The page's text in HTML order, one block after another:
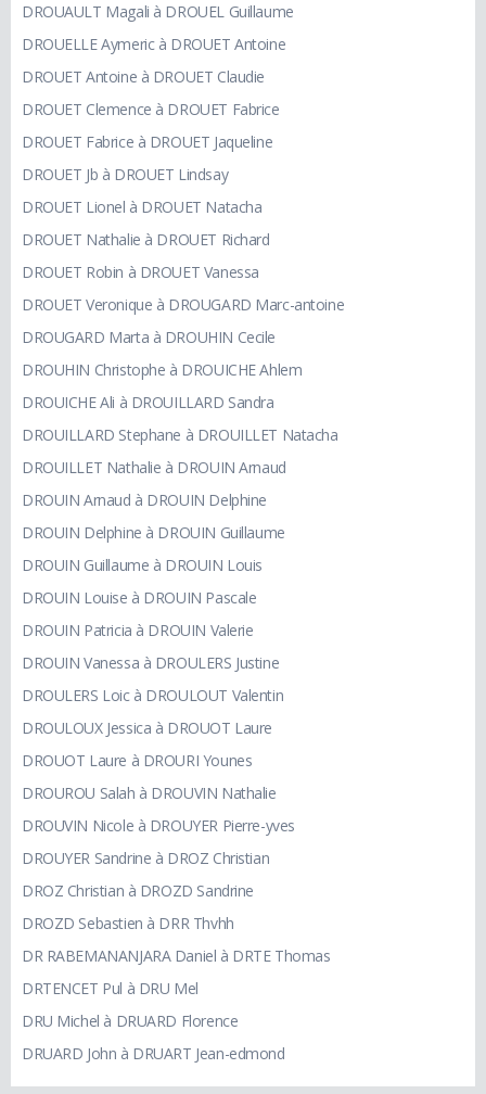
DROUAULT Magali à DROUEL Guillaume
DROUELLE Aymeric à DROUET Antoine
DROUET Antoine à DROUET Claudie
DROUET Clemence à DROUET Fabrice
DROUET Fabrice à DROUET Jaqueline
DROUET Jb à DROUET Lindsay
DROUET Lionel à DROUET Natacha
DROUET Nathalie à DROUET Richard
DROUET Robin à DROUET Vanessa
DROUET Veronique à DROUGARD Marc-antoine
DROUGARD Marta à DROUHIN Cecile
DROUHIN Christophe à DROUICHE Ahlem
DROUICHE Ali à DROUILLARD Sandra
DROUILLARD Stephane à DROUILLET Natacha
DROUILLET Nathalie à DROUIN Arnaud
DROUIN Arnaud à DROUIN Delphine
DROUIN Delphine à DROUIN Guillaume
DROUIN Guillaume à DROUIN Louis
DROUIN Louise à DROUIN Pascale
DROUIN Patricia à DROUIN Valerie
DROUIN Vanessa à DROULERS Justine
DROULERS Loic à DROULOUT Valentin
DROULOUX Jessica à DROUOT Laure
DROUOT Laure à DROURI Younes
DROUROU Salah à DROUVIN Nathalie
DROUVIN Nicole à DROUYER Pierre-yves
DROUYER Sandrine à DROZ Christian
DROZ Christian à DROZD Sandrine
DROZD Sebastien à DRR Thvhh
DR RABEMANANJARA Daniel à DRTE Thomas
DRTENCET Pul à DRU Mel
DRU Michel à DRUARD Florence
DRUARD John à DRUART Jean-edmond